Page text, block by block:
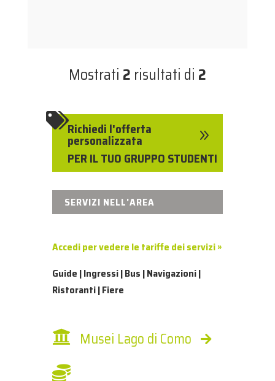
Mostrati 2 risultati di 2
Richiedi l'offerta
personalizzata
PER IL TUO GRUPPO STUDENTI
9
SERVIZI NELL'AREA
Accedi per vedere le tariffe dei servizi »
Guide | Ingressi | Bus | Navigazioni |
Ristoranti | Fiere
Musei Lago di Como